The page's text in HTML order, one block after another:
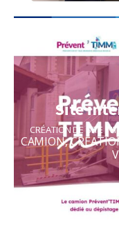
Site
CRÉATION DE SITE
CAMION,